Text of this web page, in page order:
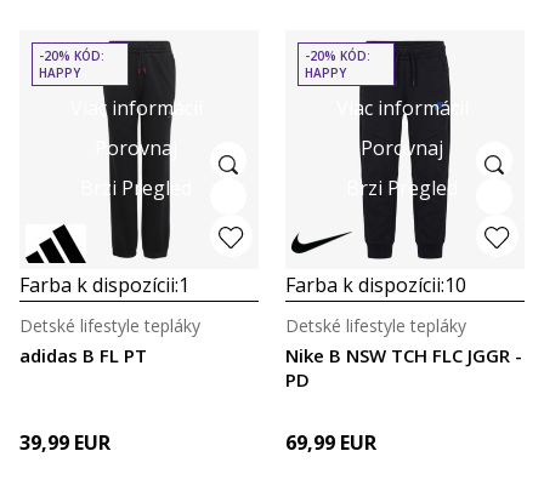
Viac informácií
Porovnaj
Brzi Pregled
-20% KÓD:
HAPPY
Farba k dispozícii:1
adidas B FL PT
Detské lifestyle tepláky
39,99 EUR
Viac informácií
Porovnaj
Brzi Pregled
-20% KÓD:
HAPPY
Farba k dispozícii:10
Nike B NSW TCH FLC JGGR -
PD
Detské lifestyle tepláky
69,99 EUR